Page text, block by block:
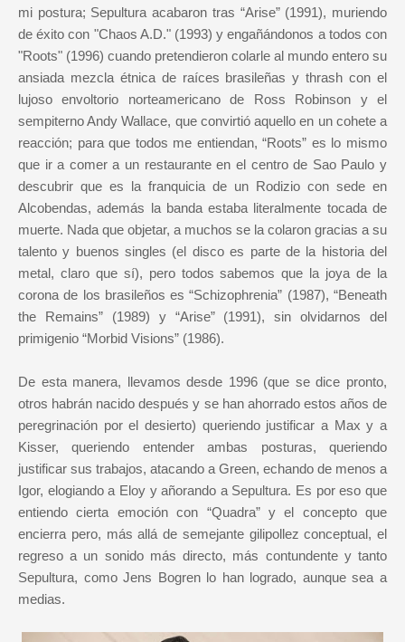
mi postura; Sepultura acabaron tras “Arise” (1991), muriendo
de éxito con "Chaos A.D." (1993) y engañándonos a todos con
"Roots" (1996) cuando pretendieron colarle al mundo entero su
ansiada mezcla étnica de raíces brasileñas y thrash con el
lujoso envoltorio norteamericano de Ross Robinson y el
sempiterno Andy Wallace, que convirtió aquello en un cohete a
reacción; para que todos me entiendan, “Roots” es lo mismo
que ir a comer a un restaurante en el centro de Sao Paulo y
descubrir que es la franquicia de un Rodizio con sede en
Alcobendas, además la banda estaba literalmente tocada de
muerte. Nada que objetar, a muchos se la colaron gracias a su
talento y buenos singles (el disco es parte de la historia del
metal, claro que sí), pero todos sabemos que la joya de la
corona de los brasileños es “Schizophrenia” (1987), “Beneath
the Remains” (1989) y “Arise” (1991), sin olvidarnos del
primigenio “Morbid Visions” (1986).
De esta manera, llevamos desde 1996 (que se dice pronto,
otros habrán nacido después y se han ahorrado estos años de
peregrinación por el desierto) queriendo justificar a Max y a
Kisser, queriendo entender ambas posturas, queriendo
justificar sus trabajos, atacando a Green, echando de menos a
Igor, elogiando a Eloy y añorando a Sepultura. Es por eso que
entiendo cierta emoción con “Quadra” y el concepto que
encierra pero, más allá de semejante gilipollez conceptual, el
regreso a un sonido más directo, más contundente y tanto
Sepultura, como Jens Bogren lo han logrado, aunque sea a
medias.